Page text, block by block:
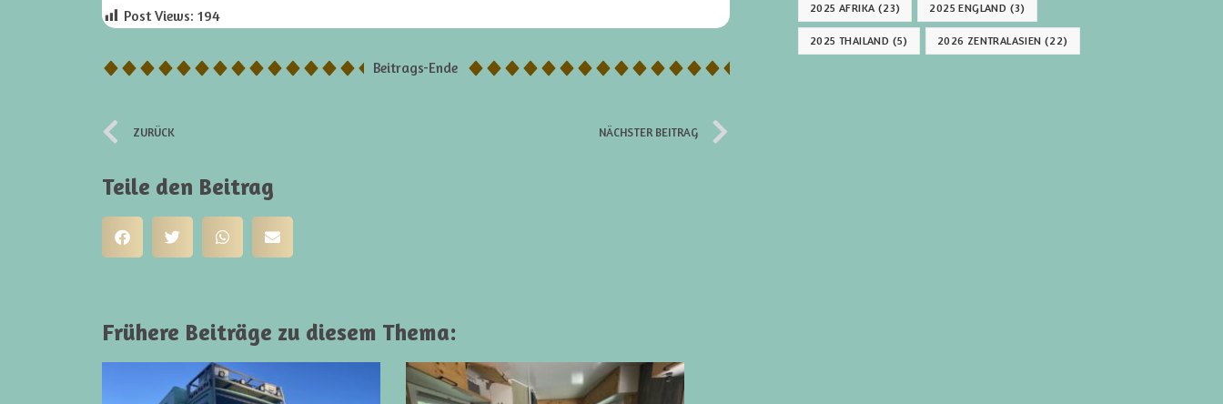
Post Views: 194
Beitrags-Ende
ZURÜCK NÄCHSTER BEITRAG
Teile den Beitrag
Frühere Beiträge zu diesem Thema:
2025 AFRIKA(23) 2025 ENGLAND (3)
2025 THAILAND (5) 2026 ZENTRALASIEN (22)